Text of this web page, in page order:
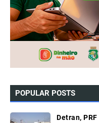
POPULAR POSTS
Detran,